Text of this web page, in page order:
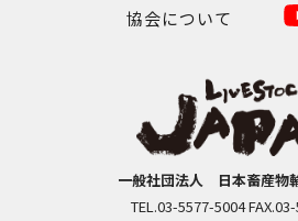
協会について
一般社団法人 日本畜産物
TEL.03-5577-5004